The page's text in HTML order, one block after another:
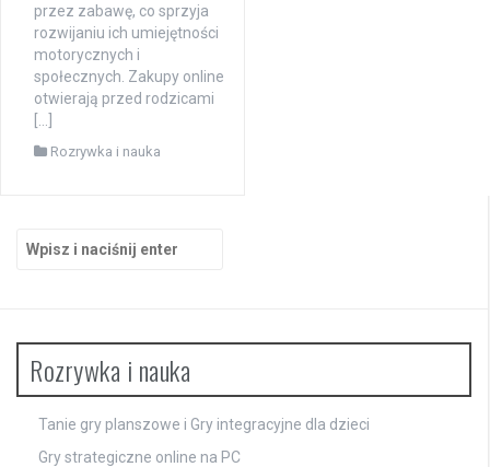
przez zabawę, co sprzyja
rozwijaniu ich umiejętności
motorycznych i
społecznych. Zakupy online
otwierają przed rodzicami
Rozrywka i nauka
Rozrywka i nauka
Tanie gry planszowe i Gry integracyjne dla dzieci
Gry strategiczne online na PC